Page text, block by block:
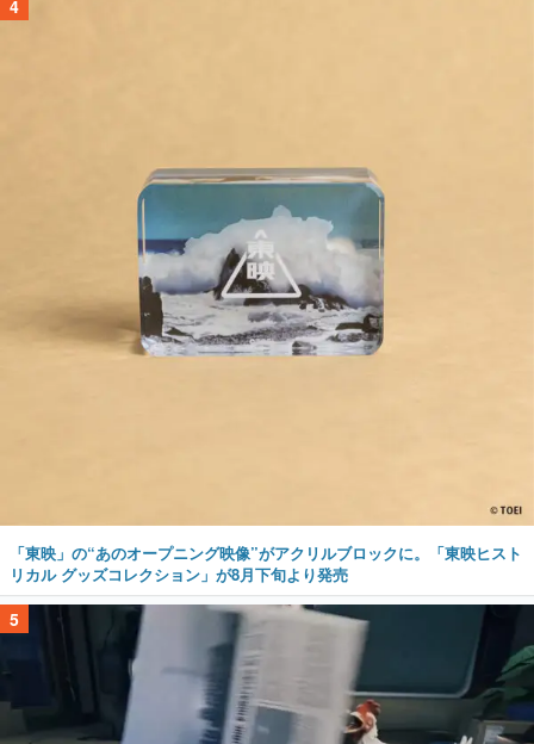
4
「東映」の“あのオープニング映像”がアクリルブロックに。「東映ヒスト
リカル グッズコレクション」が8月下旬より発売
5